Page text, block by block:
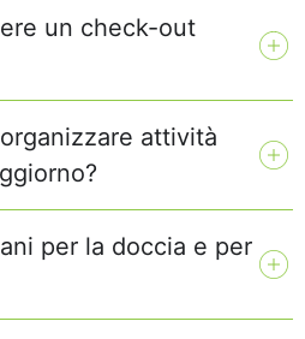
un check-out
attività
per la doccia e per